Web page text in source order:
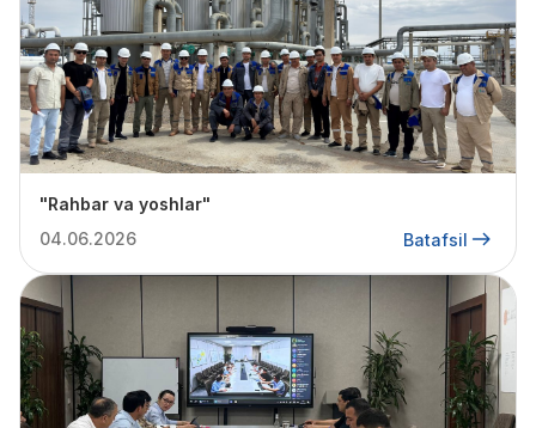
"Rahbar va yoshlar"
04.06.2026
Batafsil